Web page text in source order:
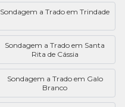
Sondagem a Trado em Trindade
Sondagem a Trado em Santa
Rita de Cássia
Sondagem a Trado em Galo
Branco